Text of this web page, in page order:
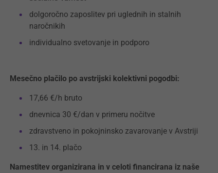
dolgoročno zaposlitev pri uglednih in stalnih
naročnikih
individualno svetovanje in podporo
Mesečno plačilo po avstrijski kolektivni pogodbi:
17,66 €/h bruto
dnevnica 30 €/dan v primeru nočitve
zdravstveno in pokojninsko zavarovanje v Avstriji
13. in 14. plačo
Namestitev organizirana in v celoti financirana iz naše